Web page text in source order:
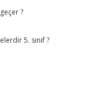
?
5. sınıf ?